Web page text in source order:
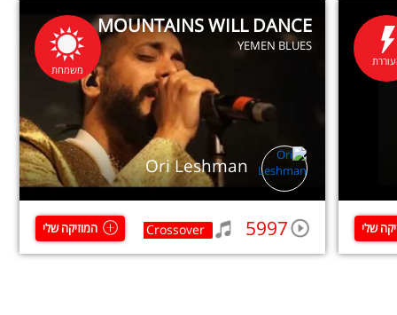
שלי
MOUNTAINS WILL DANCE
YEMEN BLUES
משמחת
Ori Leshman
5997
Crossover המוזיקה שלי